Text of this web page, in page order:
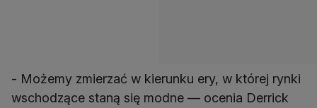
- Możemy zmierzać w kierunku ery, w której rynki
wschodzące staną się modne — ocenia Derrick